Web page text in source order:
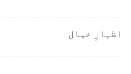
اظہارِ خیال